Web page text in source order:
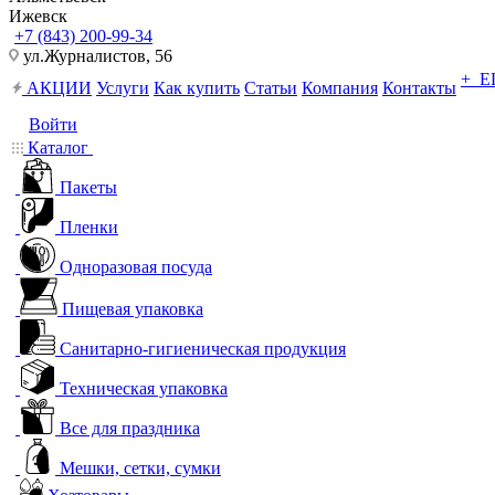
Ижевск
+7 (843) 200-99-34
ул.Журналистов, 56
АКЦИИ Услуги Как купить Статьи Компания Контакты +
Войти
Каталог
Пакеты
Пленки
Одноразовая посуда
Пищевая упаковка
Санитарно-гигиеническая продукция
Техническая упаковка
Все для праздника
Мешки, сетки, сумки